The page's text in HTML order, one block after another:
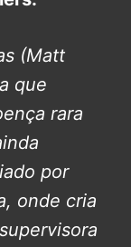
(Matt
que
rara
por
onde cria